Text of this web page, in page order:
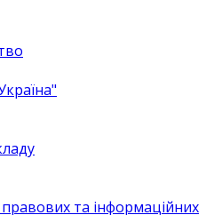
та інформаційних